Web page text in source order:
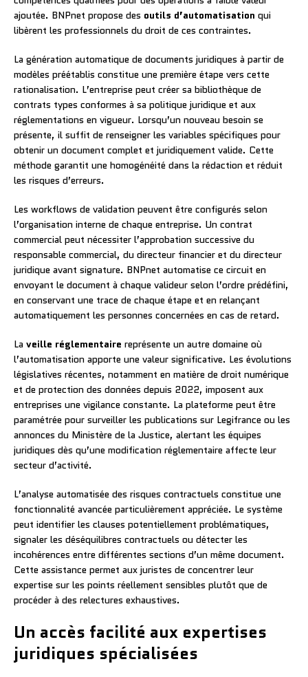
ajoutée. BNPnet propose des outils d’automatisation qui
libèrent les professionnels du droit de ces contraintes.
La génération automatique de documents juridiques à partir de
modèles préétablis constitue une première étape vers cette
rationalisation. L’entreprise peut créer sa bibliothèque de
contrats types conformes à sa politique juridique et aux
réglementations en vigueur. Lorsqu’un nouveau besoin se
présente, il suffit de renseigner les variables spécifiques pour
obtenir un document complet et juridiquement valide. Cette
méthode garantit une homogénéité dans la rédaction et réduit
les risques d’erreurs.
Les workflows de validation peuvent être configurés selon
l’organisation interne de chaque entreprise. Un contrat
commercial peut nécessiter l’approbation successive du
responsable commercial, du directeur financier et du directeur
juridique avant signature. BNPnet automatise ce circuit en
envoyant le document à chaque valideur selon l’ordre prédéfini,
en conservant une trace de chaque étape et en relançant
automatiquement les personnes concernées en cas de retard.
La veille réglementaire représente un autre domaine où
l’automatisation apporte une valeur significative. Les évolutions
législatives récentes, notamment en matière de droit numérique
et de protection des données depuis 2022, imposent aux
entreprises une vigilance constante. La plateforme peut être
paramétrée pour surveiller les publications sur Legifrance ou les
annonces du Ministère de la Justice, alertant les équipes
juridiques dès qu’une modification réglementaire affecte leur
secteur d’activité.
L’analyse automatisée des risques contractuels constitue une
fonctionnalité avancée particulièrement appréciée. Le système
peut identifier les clauses potentiellement problématiques,
signaler les déséquilibres contractuels ou détecter les
incohérences entre différentes sections d’un même document.
Cette assistance permet aux juristes de concentrer leur
expertise sur les points réellement sensibles plutôt que de
procéder à des relectures exhaustives.
Un accès facilité aux expertises
juridiques spécialisées